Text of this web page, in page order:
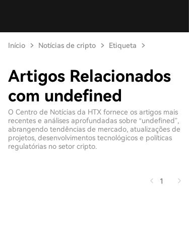
Início Notícias de cripto Etiqueta
Artigos Relacionados
com undefined
O Centro de Notícias da HTX fornece os artigos mais
recentes e análises aprofundadas sobre “undefined”,
abrangendo tendências de mercado, atualizações de
projetos, desenvolvimentos tecnológicos e políticas
regulatórias no setor cripto.
1